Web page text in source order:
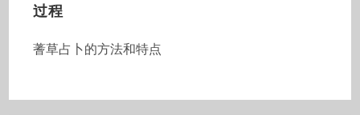
过程
蓍草占卜的方法和特点